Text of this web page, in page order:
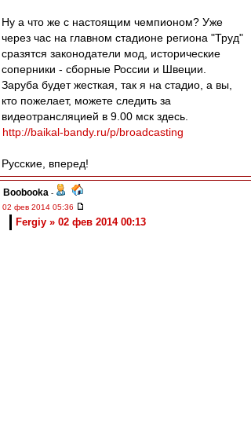
Ну а что же с настоящим чемпионом? Уже
через час на главном стадионе региона "Труд"
сразятся законодатели мод, исторические
соперники - сборные России и Швеции.
Заруба будет жесткая, так я на стадио, а вы,
кто пожелает, можете следить за
видеотрансляцией в 9.00 мск здесь.
http://baikal-bandy.ru/p/broadcasting
Русские, вперед!
Boobooka -
02 фев 2014 05:36
Fergiy » 02 фев 2014 00:13